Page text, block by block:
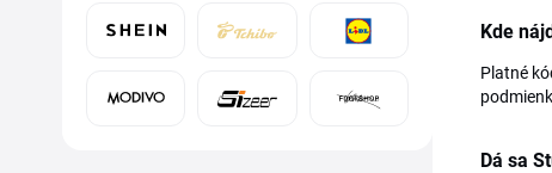
Kde
Platné
Dá sa